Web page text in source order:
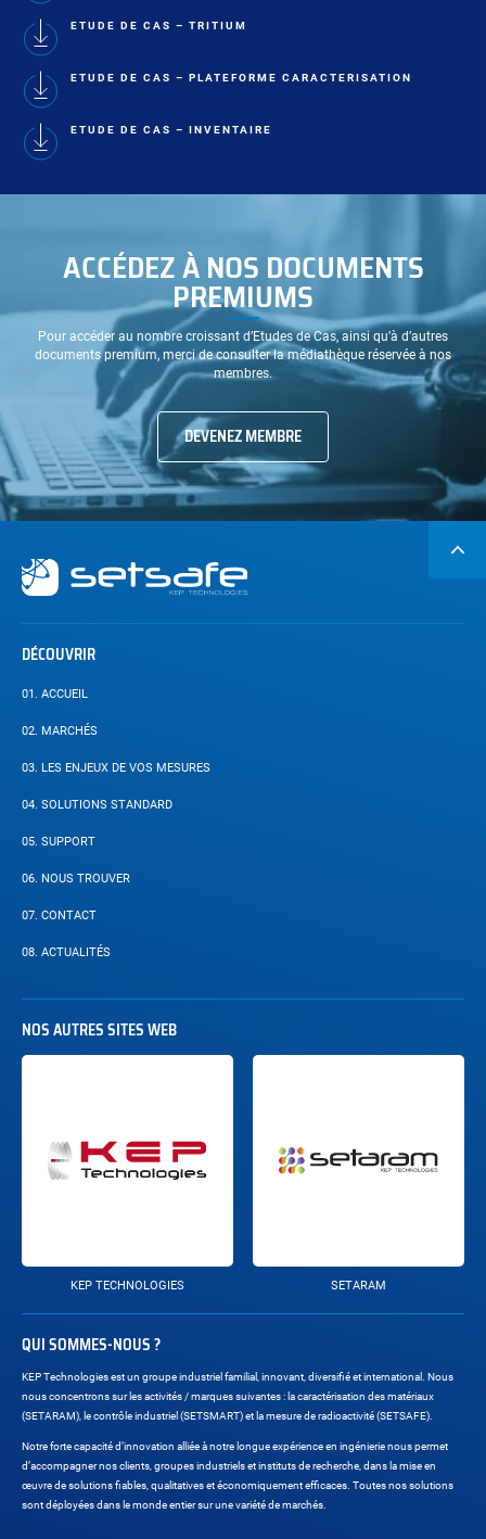
ETUDE DE CAS – TRITIUM
ETUDE DE CAS – PLATEFORME CARACTERISATION
ETUDE DE CAS – INVENTAIRE
ACCÉDEZ À NOS DOCUMENTS
PREMIUMS
Pour accéder au nombre croissant d’Etudes de Cas, ainsi qu’à d’autres
documents premium, merci de consulter la médiathèque réservée à nos
membres.
DEVENEZ MEMBRE
Navigation
secondaire
DÉCOUVRIR
01. ACCUEIL
02. MARCHÉS
03. LES ENJEUX DE VOS MESURES
04. SOLUTIONS STANDARD
05. SUPPORT
06. NOUS TROUVER
07. CONTACT
08. ACTUALITÉS
NOS AUTRES SITES WEB
KEP TECHNOLOGIES SETARAM
QUI SOMMES-NOUS ?
KEP Technologies est un groupe industriel familial, innovant, diversifié et international. Nous
nous concentrons sur les activités / marques suivantes : la caractérisation des matériaux
(SETARAM), le contrôle industriel (SETSMART) et la mesure de radioactivité (SETSAFE).
Notre forte capacité d’innovation alliée à notre longue expérience en ingénierie nous permet
d’accompagner nos clients, groupes industriels et instituts de recherche, dans la mise en
œuvre de solutions fiables, qualitatives et économiquement efficaces. Toutes nos solutions
sont déployées dans le monde entier sur une variété de marchés.